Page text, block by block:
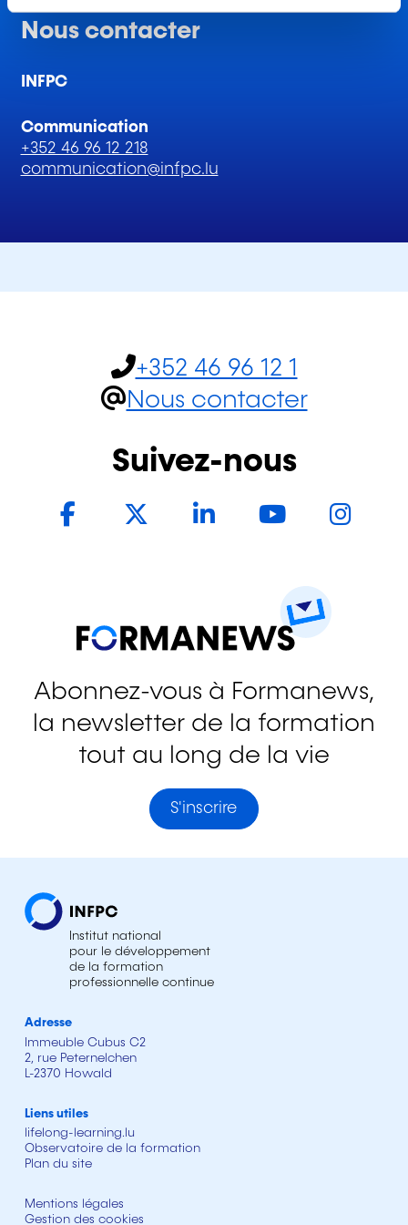
n
Nous contacter
INFPC
Communication
+352 46 96 12 218
communication@infpc.lu
+352 46 96 12 1
Nous contacter
Suivez-nous
FacebookTwitter LinkedInYouTube
Abonnez-vous à Formanews,
la newsletter de la formation
tout au long de la vie
S'inscrire
Institut national
pour le développement
de la formation
professionnelle continue
Adresse
Immeuble Cubus C2
2, rue Peternelchen
L-2370 Howald
Liens utiles
lifelong-learning.lu
Observatoire de la formation
Plan du site
Mentions légales
Gestion des cookies